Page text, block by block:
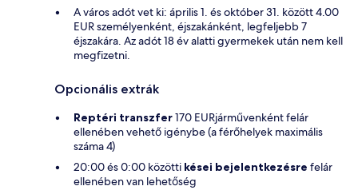
A város adót vet ki: április 1. és október 31. között 4.00
EUR személyenként, éjszakánként, legfeljebb 7
éjszakára. Az adót 18 év alatti gyermekek után nem kell
megfizetni.
Opcionális extrák
Reptéri transzfer170 EURjárművenként felár
ellenében vehető igénybe (a férőhelyek maximális
száma 4)
20:00 és 0:00 közötti kései bejelentkezésre felár
ellenében van lehetőség